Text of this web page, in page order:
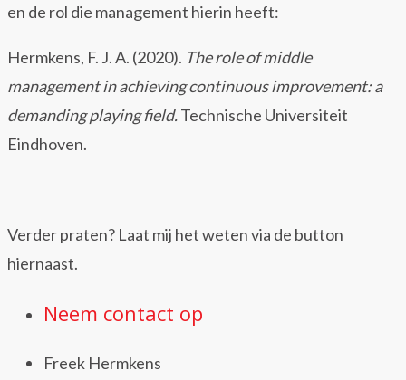
en de rol die management hierin heeft:
Hermkens, F. J. A. (2020). The role of middle
management in achieving continuous improvement: a
demanding playing field.Technische Universiteit
Eindhoven.
Verder praten? Laat mij het weten via de button
hiernaast.
Neem contact op
Freek Hermkens